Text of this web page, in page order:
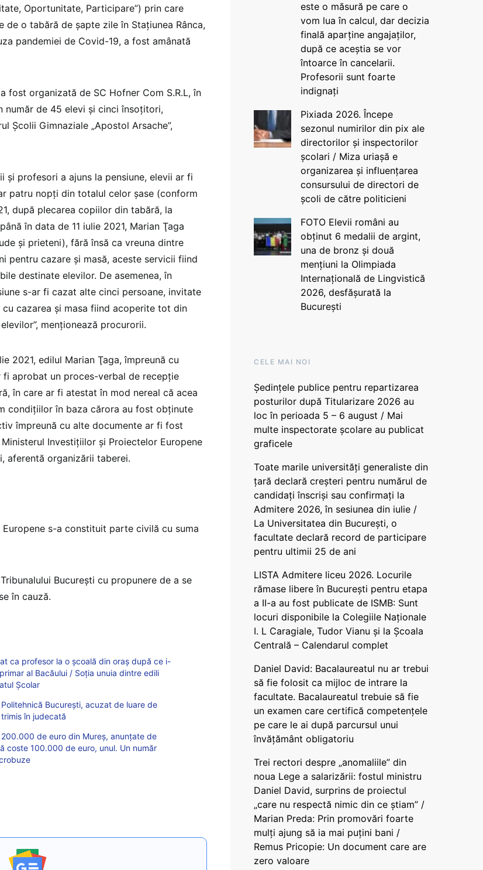
Oportunitate, Participare”) prin care
de o tabără de şapte zile în Staţiunea Rânca,
pandemiei de Covid-19, a fost amânată
fost organizată de SC Hofner Com S.R.L, în
număr de 45 elevi şi cinci însoţitori,
Şcolii Gimnaziale „Apostol Arsache”,
şi profesori a ajuns la pensiune, elevii ar fi
patru nopţi din totalul celor şase (conform
după plecarea copiilor din tabără, la
în data de 11 iulie 2021, Marian Ţaga
şi prieteni), fără însă ca vreuna dintre
pentru cazare şi masă, aceste servicii fiind
destinate elevilor. De asemenea, în
s-ar fi cazat alte cinci persoane, invitate
cazarea şi masa fiind acoperite tot din
menţionează procurorii.
2021, edilul Marian Ţaga, împreună cu
aprobat un proces-verbal de recepţie
în care ar fi atestat în mod nereal că acea
condiţiilor în baza cărora au fost obţinute
împreună cu alte documente ar fi fost
Investiţiilor şi Proiectelor Europene
aferentă organizării taberei.
s-a constituit parte civilă cu suma
Bucureşti cu propunere de a se
în cauză.
ca profesor la o școală din oraș după ce i-
al Bacăului / Soția unuia dintre edili
Școlar
București, acuzat de luare de
în judecată
de euro din Mureș, anunțate de
coste 100.000 de euro, unul. Un număr
este o măsură pe care o
vom lua în calcul, dar decizia
finală aparține angajaților,
după ce aceștia se vor
întoarce în cancelarii.
Profesorii sunt foarte
indignați
Pixiada 2026. Începe
sezonul numirilor din pix ale
directorilor și inspectorilor
școlari / Miza uriașă e
organizarea și influențarea
consursului de directori de
școli de către politicieni
FOTO Elevii români au
obținut 6 medalii de argint,
una de bronz și două
mențiuni la Olimpiada
Internațională de Lingvistică
2026, desfășurată la
București
CELE MAI NOI
Ședințele publice pentru repartizarea
posturilor după Titularizare 2026 au
loc în perioada 5 – 6 august / Mai
multe inspectorate școlare au publicat
graficele
Toate marile universități generaliste din
țară declară creșteri pentru numărul de
candidați înscriși sau confirmați la
Admitere 2026, în sesiunea din iulie /
La Universitatea din București, o
facultate declară record de participare
pentru ultimii 25 de ani
LISTA Admitere liceu 2026. Locurile
rămase libere în București pentru etapa
a II-a au fost publicate de ISMB: Sunt
locuri disponibile la Colegiile Naționale
I. L Caragiale, Tudor Vianu și la Școala
Centrală – Calendarul complet
Daniel David: Bacalaureatul nu ar trebui
să fie folosit ca mijloc de intrare la
facultate. Bacalaureatul trebuie să fie
un examen care certifică competențele
pe care le ai după parcursul unui
învățământ obligatoriu
Trei rectori despre „anomaliile” din
noua Lege a salarizării: fostul ministru
Daniel David, surprins de proiectul
„care nu respectă nimic din ce știam” /
Marian Preda: Prin promovări foarte
mulți ajung să ia mai puțini bani /
Remus Pricopie: Un document care are
zero valoare